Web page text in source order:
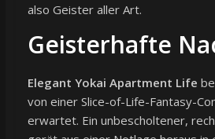
also Geister aller Art.
Geisterhafte
Elegant Yokai Apartment Life
von einer Slice-of-Life-Fantasy-
erwartet. Ein unbescholtener,